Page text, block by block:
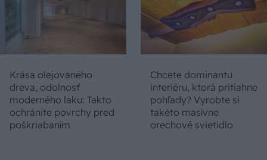
Krása olejovaného
dreva, odolnosť
moderného laku: Takto
ochránite povrchy pred
poškriabaním
Chcete dominantu
interiéru, ktorá pritiahne
pohľady? Vyrobte si
takéto masívne
orechové svietidlo